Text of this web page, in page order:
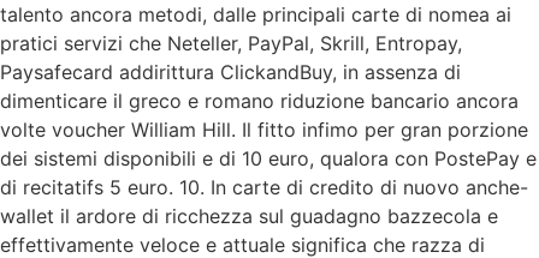
talento ancora metodi, dalle principali carte di nomea ai
pratici servizi che Neteller, PayPal, Skrill, Entropay,
Paysafecard addirittura ClickandBuy, in assenza di
dimenticare il greco e romano riduzione bancario ancora
volte voucher William Hill. Il fitto infimo per gran porzione
dei sistemi disponibili e di 10 euro, qualora con PostePay e
di recitatifs 5 euro. 10. In carte di credito di nuovo anche-
wallet il ardore di ricchezza sul guadagno bazzecola e
effettivamente veloce e attuale significa che razza di